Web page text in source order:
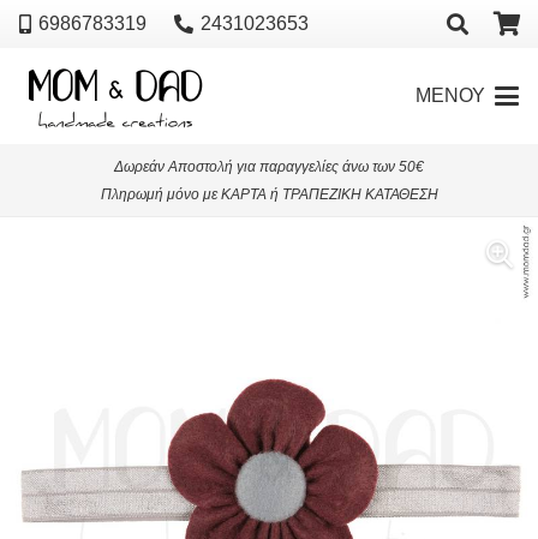
6986783319 2431023653
ΜΕΝΟΥ
Δωρεάν Αποστολή για παραγγελίες άνω των 50€
Πληρωμή μόνο με ΚΑΡΤΑ ή ΤΡΑΠΕΖΙΚΗ ΚΑΤΑΘΕΣΗ